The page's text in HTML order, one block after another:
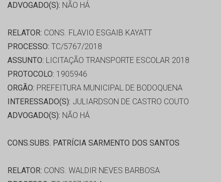
ADVOGADO(S): NÃO HÁ
RELATOR: CONS. FLAVIO ESGAIB KAYATT
PROCESSO: TC/5767/2018
ASSUNTO: LICITAÇÃO TRANSPORTE ESCOLAR 2018
PROTOCOLO: 1905946
ORGÃO: PREFEITURA MUNICIPAL DE BODOQUENA
INTERESSADO(S): JULIARDSON DE CASTRO COUTO
ADVOGADO(S): NÃO HÁ
CONS.SUBS. PATRÍCIA SARMENTO DOS SANTOS
RELATOR: CONS. WALDIR NEVES BARBOSA